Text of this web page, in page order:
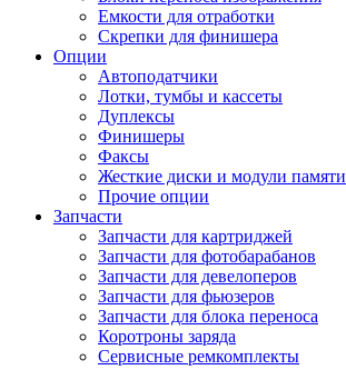
Емкости для отработки
Скрепки для финишера
Опции
Автоподатчики
Лотки, тумбы и кассеты
Дуплексы
Финишеры
Факсы
Жесткие диски и модули памяти
Прочие опции
Запчасти
Запчасти для картриджей
Запчасти для фотобарабанов
Запчасти для девелоперов
Запчасти для фьюзеров
Запчасти для блока переноса
Коротроны заряда
Сервисные ремкомплекты